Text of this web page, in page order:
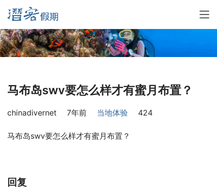
马布岛swv要怎么样才有蜜月布置？
chinadivernet 7年前 当地体验 424
马布岛swv要怎么样才有蜜月布置？
回复